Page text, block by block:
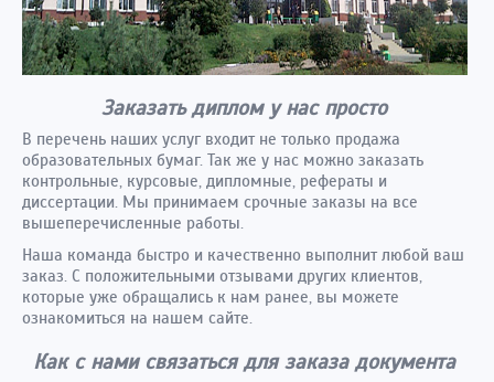
Заказать диплом у нас просто
В перечень наших услуг входит не только продажа
образовательных бумаг. Так же у нас можно заказать
контрольные, курсовые, дипломные, рефераты и
диссертации. Мы принимаем срочные заказы на все
вышеперечисленные работы.
Наша команда быстро и качественно выполнит любой ваш
заказ. С положительными отзывами других клиентов,
которые уже обращались к нам ранее, вы можете
ознакомиться на нашем сайте.
Как с нами связаться для заказа документа